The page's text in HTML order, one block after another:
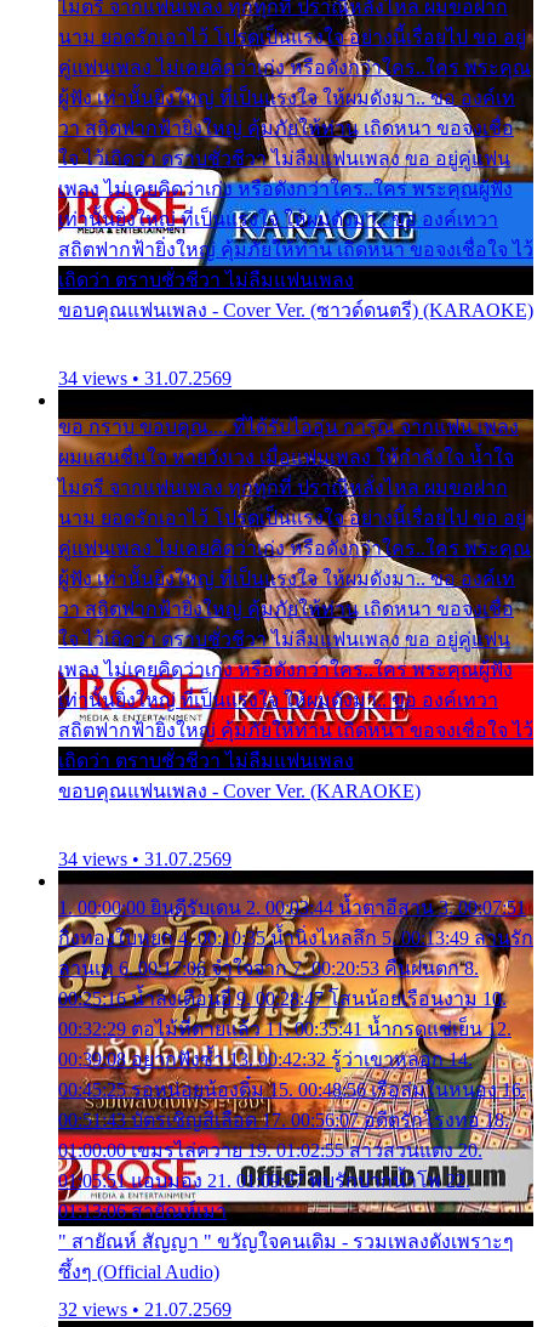
ไมตรี จากแฟนเพลง ทุกทุกที่ ปราณีหลั่งไหล ผมขอฝาก
นาม ยอดรักเอาไว้ โปรดเป็นแรงใจ อย่างนี้เรื่อยไป ขอ อยู่
คู่แฟนเพลง ไม่เคยคิดว่าเก่ง หรือดังกว่าใคร..ใคร พระคุณ
ผู้ฟัง เท่านั้นยิ่งใหญ่ ที่เป็นแรงใจ ให้ผมดังมา.. ขอ องค์เท
วา สถิตฟากฟ้ายิ่งใหญ่ คุ้มภัยให้ท่าน เถิดหนา ขอจงเชื่อ
ใจ ไว้เถิดว่า ตราบชั่วชีวา ไม่ลืมแฟนเพลง ขอ อยู่คู่แฟน
เพลง ไม่เคยคิดว่าเก่ง หรือดังกว่าใคร..ใคร พระคุณผู้ฟัง
เท่านั้นยิ่งใหญ่ ที่เป็นแรงใจ ให้ผมดังมา.. ขอ องค์เทวา
สถิตฟากฟ้ายิ่งใหญ่ คุ้มภัยให้ท่าน เถิดหนา ขอจงเชื่อใจ ไว้
เถิดว่า ตราบชั่วชีวา ไม่ลืมแฟนเพลง
ขอบคุณแฟนเพลง - Cover Ver. (ซาวด์ดนตรี) (KARAOKE)
34 views • 31.07.2569
ขอ กราบ ขอบคุณ.... ที่ได้รับไออุ่น การุณ จากแฟน เพลง
ผมแสนชื่นใจ หายวังเวง เมื่อแฟนเพลง ให้กำลังใจ น้ำใจ
ไมตรี จากแฟนเพลง ทุกทุกที่ ปราณีหลั่งไหล ผมขอฝาก
นาม ยอดรักเอาไว้ โปรดเป็นแรงใจ อย่างนี้เรื่อยไป ขอ อยู่
คู่แฟนเพลง ไม่เคยคิดว่าเก่ง หรือดังกว่าใคร..ใคร พระคุณ
ผู้ฟัง เท่านั้นยิ่งใหญ่ ที่เป็นแรงใจ ให้ผมดังมา.. ขอ องค์เท
วา สถิตฟากฟ้ายิ่งใหญ่ คุ้มภัยให้ท่าน เถิดหนา ขอจงเชื่อ
ใจ ไว้เถิดว่า ตราบชั่วชีวา ไม่ลืมแฟนเพลง ขอ อยู่คู่แฟน
เพลง ไม่เคยคิดว่าเก่ง หรือดังกว่าใคร..ใคร พระคุณผู้ฟัง
เท่านั้นยิ่งใหญ่ ที่เป็นแรงใจ ให้ผมดังมา.. ขอ องค์เทวา
สถิตฟากฟ้ายิ่งใหญ่ คุ้มภัยให้ท่าน เถิดหนา ขอจงเชื่อใจ ไว้
เถิดว่า ตราบชั่วชีวา ไม่ลืมแฟนเพลง
ขอบคุณแฟนเพลง - Cover Ver. (KARAOKE)
34 views • 31.07.2569
1. 00:00:00 ยินดีรับเดน 2. 00:03:44 น้ำตาอีสาน 3. 00:07:51
กิ่งทองใบหยก 4. 00:10:35 น้ำนิ่งไหลลึก 5. 00:13:49 ลานรัก
ลานเท 6. 00:17:06 จำใจจาก 7. 00:20:53 คืนฝนตก 8.
00:25:16 น้ำลงเดือนยี่ 9. 00:28:47 โสนน้อยเรือนงาม 10.
00:32:29 ตอไม้ที่ตายแล้ว 11. 00:35:41 น้ำกรดแช่เย็น 12.
00:39:08 อยากฟังซ้ำ 13. 00:42:32 รู้ว่าเขาหลอก 14.
00:45:25 รอหน่อยน้องติ๋ม 15. 00:48:56 เรือล่มในหนอง 16.
00:51:43 บัตรเชิญสีเลือด 17. 00:56:07 อดีตรักโรงทอ 18.
01:00:00 เขมรไล่ควาย 19. 01:02:55 สาวสวนแตง 20.
01:05:51 แอบมอง 21. 01:09:27 พบรักปากน้ำโพ 22.
01:13:06 สายัณห์เมา
" สายัณห์ สัญญา " ขวัญใจคนเดิม - รวมเพลงดังเพราะๆ
ซึ้งๆ (Official Audio)
32 views • 21.07.2569